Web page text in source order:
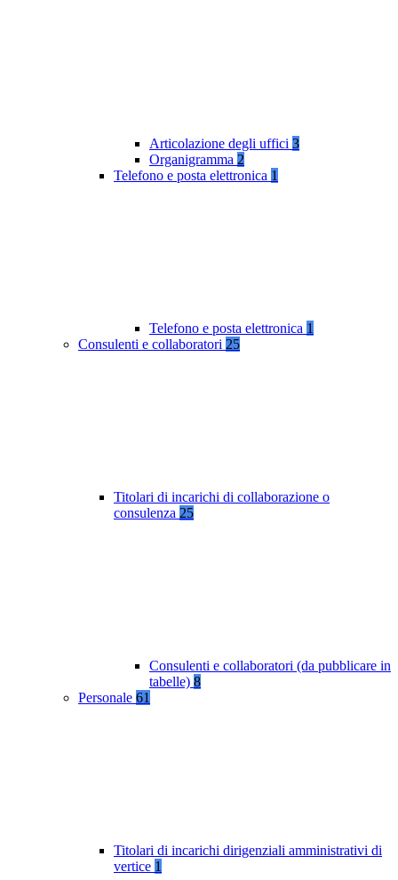
Articolazione degli uffici 3
Organigramma 2
Telefono e posta elettronica 1
Telefono e posta elettronica 1
Consulenti e collaboratori 25
Titolari di incarichi di collaborazione o
consulenza 25
Consulenti e collaboratori (da pubblicare in
tabelle) 8
Personale 61
Titolari di incarichi dirigenziali amministrativi di
vertice 1